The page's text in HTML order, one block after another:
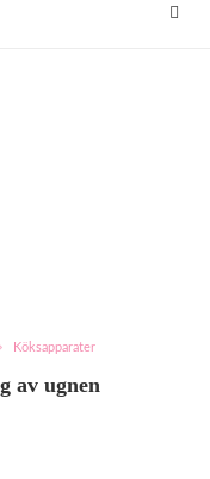
Köksapparater
av ugnen